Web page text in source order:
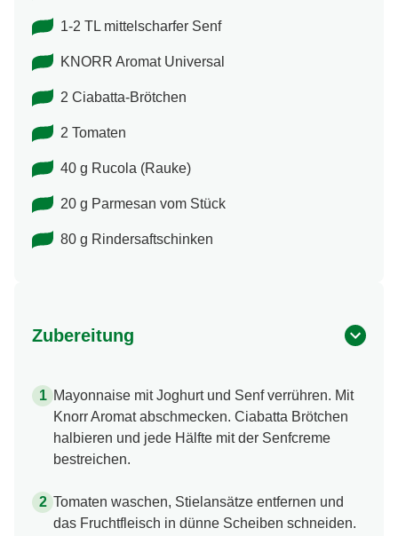
1-2 TL mittelscharfer Senf
KNORR Aromat Universal
2 Ciabatta-Brötchen
2 Tomaten
40 g Rucola (Rauke)
20 g Parmesan vom Stück
80 g Rindersaftschinken
Zubereitung
Mayonnaise mit Joghurt und Senf verrühren. Mit
Knorr Aromat abschmecken. Ciabatta Brötchen
halbieren und jede Hälfte mit der Senfcreme
bestreichen.
Tomaten waschen, Stielansätze entfernen und
das Fruchtfleisch in dünne Scheiben schneiden.